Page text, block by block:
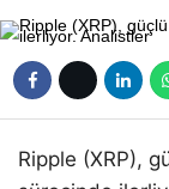
Ripple (XRP),